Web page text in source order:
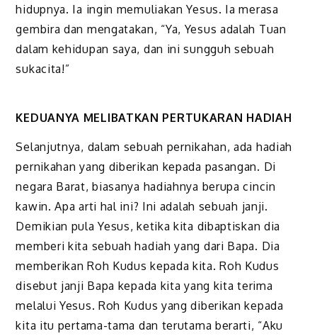
hidupnya. Ia ingin memuliakan Yesus. Ia merasa
gembira dan mengatakan, “Ya, Yesus adalah Tuan
dalam kehidupan saya, dan ini sungguh sebuah
sukacita!”
KEDUANYA MELIBATKAN PERTUKARAN HADIAH
Selanjutnya, dalam sebuah pernikahan, ada hadiah
pernikahan yang diberikan kepada pasangan. Di
negara Barat, biasanya hadiahnya berupa cincin
kawin. Apa arti hal ini? Ini adalah sebuah janji.
Demikian pula Yesus, ketika kita dibaptiskan dia
memberi kita sebuah hadiah yang dari Bapa. Dia
memberikan Roh Kudus kepada kita. Roh Kudus
disebut janji Bapa kepada kita yang kita terima
melalui Yesus. Roh Kudus yang diberikan kepada
kita itu pertama-tama dan terutama berarti, “Aku